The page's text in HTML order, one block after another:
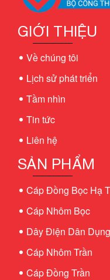
GIỚI THIỆU
Về chúng tôi
Lịch sử phát triển
Tầm nhìn
Tin tức
Liên hệ
SẢN PHẨM
Cáp Đồng Bọc Hạ
Cáp Nhôm Bọc
Dây Điện Dân Dụng
Cáp Nhôm Trần
Cáp Đồng Trần